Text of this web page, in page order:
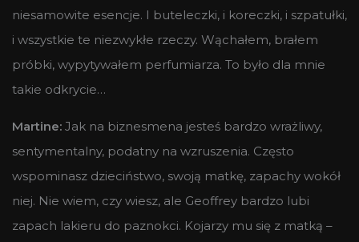
niesamowite esencje. I buteleczki, i koreczki, i szpatułki,
i wszystkie te niezwykłe rzeczy. Wąchałem, brałem
próbki, wypytywałem perfumiarza. To było dla mnie
takie odkrycie…
Martine: Jak na biznesmena jesteś bardzo wrażliwy,
sentymentalny, podatny na wzruszenia. Często
wspominasz dzieciństwo, swoją matkę, zapachy wokół
niej. Nie wiem, czy wiesz, ale Geoffrey bardzo lubi
zapach lakieru do paznokci. Kojarzy mu się z matką –